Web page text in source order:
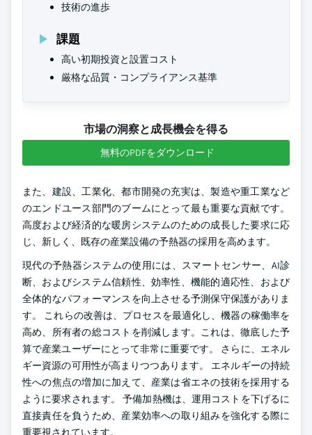
技術の進歩
課題
高い初期投資と設置コスト
厳格な品質・コンプライアンス基準
市場の洞察と成長機会を得る
無料のPDFをダウンロード
また、建設、工業化、都市開発の充実は、製造や重工業など
のエンドユース部門のブームにとって最も重要な貢献です。
高度および経済的な暖房システムのための成長した要求に応
じ、新しく、既存の産業設備の予熱器の採用を高めます。
現代の予熱器システムの使用には、スマートセンサー、AI診
断、およびシステム信頼性、効率性、機能的適応性、および
全体的なパフォーマンスを向上させる予測保守保護がありま
す。 これらの改善は、プロセスを最適化し、機器の稼働率を
高め、所有者の総コストを削減します。これは、徹底した予
算で産業ユーザーにとって非常に重要です。 さらに、エネル
ギー資源の可用性が高まりつつあります。 エネルギーの持続
性への焦点の増加に加えて、産業は省エネの技術を採用する
ように要求されます。 予備加熱機は、運用コストを下げるに
直接責任を負うため、産業効率への取り組みを強化する際に
重要視されています。